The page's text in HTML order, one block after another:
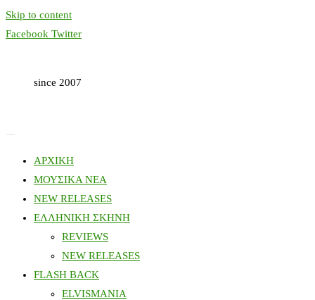
Skip to content
Facebook Twitter
since 2007
ΑΡΧΙΚΗ
ΜΟΥΣΙΚΑ ΝΕΑ
NEW RELEASES
ΕΛΛΗΝΙΚΗ ΣΚΗΝΗ
REVIEWS
NEW RELEASES
FLASH BACK
ELVISMANIA